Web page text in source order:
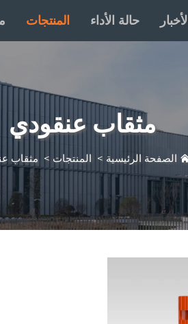
المنتجات حالة الأداء الأخبار
مثقاب عنقودي
الصفحة الرئيسية > المنتجات > مثقاب